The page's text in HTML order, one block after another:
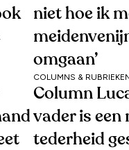
niet hoe ik
omgaan’
COLUMNS &
Column
vader is een
tederheid